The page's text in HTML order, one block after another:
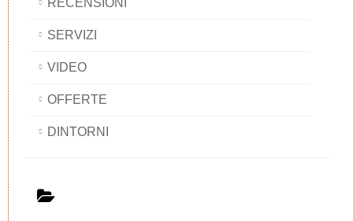
RECENSIONI
SERVIZI
VIDEO
OFFERTE
DINTORNI